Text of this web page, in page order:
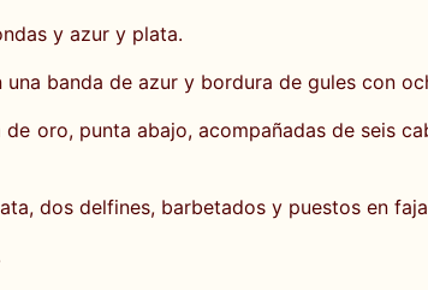
y azur y plata.
banda de azur y bordura de gules con
oro, punta abajo, acompañadas de seis
dos delfines, barbetados y puestos en